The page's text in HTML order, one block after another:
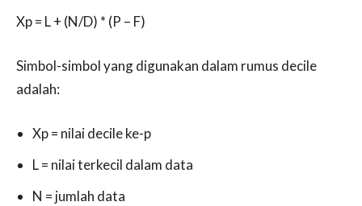
Xp = L + (N/D) * (P – F)
Simbol-simbol yang digunakan dalam rumus decile
adalah:
Xp = nilai decile ke-p
L = nilai terkecil dalam data
N = jumlah data